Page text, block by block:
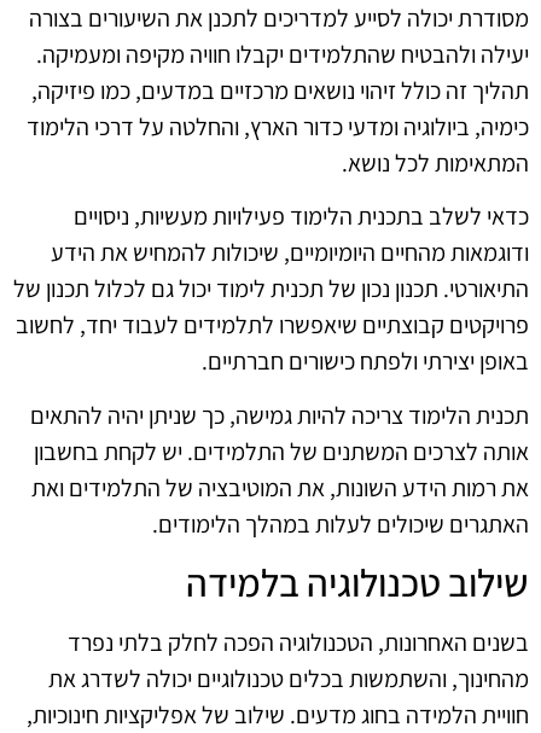
מסודרת יכולה לסייע למדריכים לתכנן את השיעורים בצורה
יעילה ולהבטיח שהתלמידים יקבלו חוויה מקיפה ומעמיקה.
תהליך זה כולל זיהוי נושאים מרכזיים במדעים, כמו פיזיקה,
כימיה, ביולוגיה ומדעי כדור הארץ, והחלטה על דרכי הלימוד
המתאימות לכל נושא.
כדאי לשלב בתכנית הלימוד פעילויות מעשיות, ניסויים
ודוגמאות מהחיים היומיומיים, שיכולות להמחיש את הידע
התיאורטי. תכנון נכון של תכנית לימוד יכול גם לכלול תכנון של
פרויקטים קבוצתיים שיאפשרו לתלמידים לעבוד יחד, לחשוב
באופן יצירתי ולפתח כישורים חברתיים.
תכנית הלימוד צריכה להיות גמישה, כך שניתן יהיה להתאים
אותה לצרכים המשתנים של התלמידים. יש לקחת בחשבון
את רמות הידע השונות, את המוטיבציה של התלמידים ואת
האתגרים שיכולים לעלות במהלך הלימודים.
שילוב טכנולוגיה בלמידה
בשנים האחרונות, הטכנולוגיה הפכה לחלק בלתי נפרד
מהחינוך, והשתמשות בכלים טכנולוגיים יכולה לשדרג את
חוויית הלמידה בחוג מדעים. שילוב של אפליקציות חינוכיות,